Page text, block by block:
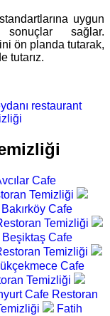
uygun
sağlar.
ön planda tutarak,
tutarız.
restaurant
Cafe
Temizliği
Bakırköy Cafe
Temizliği
Beşiktaş Cafe
Temizliği
Cafe
Temizliği
Cafe Restoran
Fatih